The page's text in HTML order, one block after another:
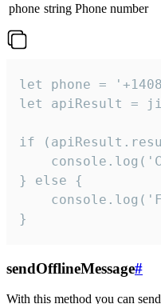
phone string Phone number
let phone =
let apiResult =
if
} else {
}
sendOfflineMessage#
With this method you can